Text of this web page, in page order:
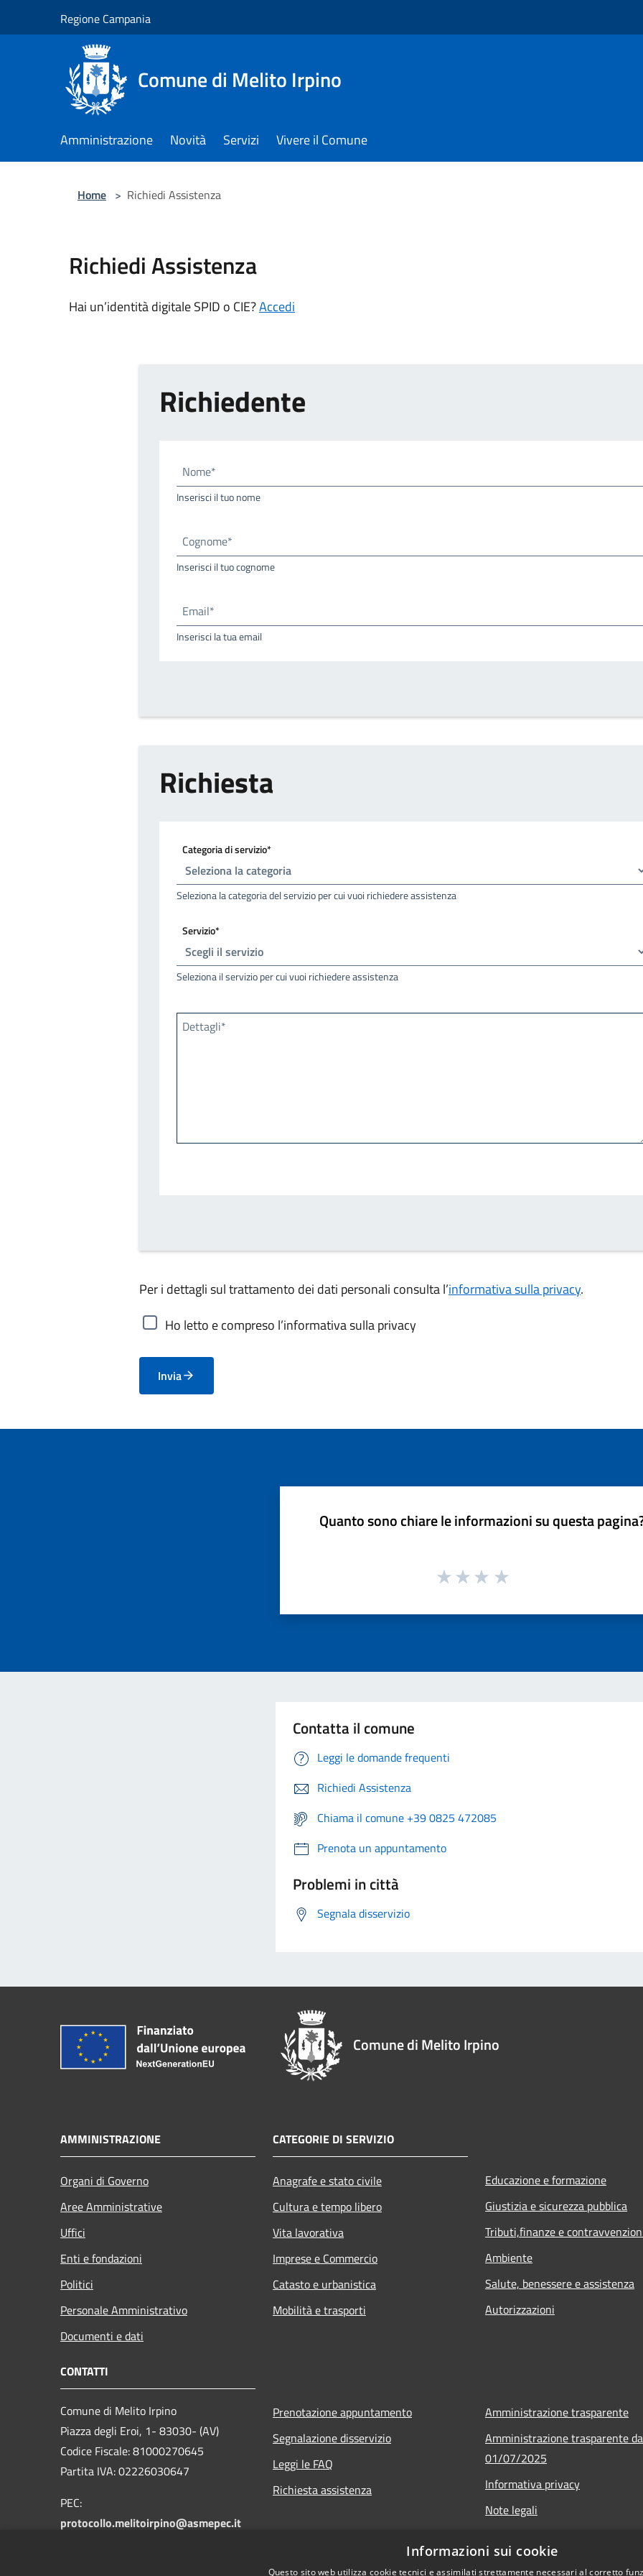
Regione Campania
Comune di Melito Irpino
Amministrazione Novità Servizi Vivere il Comune
Home > Richiedi Assistenza
Richiedi Assistenza
Hai un’identità digitale SPID o CIE?Accedi
Richiedente
Nome*
Inserisci il tuo nome
Cognome*
Inserisci il tuo cognome
Email*
Inserisci la tua email
Richiesta
Categoria di servizio*
Seleziona la categoria del servizio per cui vuoi richiedere assistenza
Servizio*
Seleziona il servizio per cui vuoi richiedere assistenza
Dettagli*
Per i dettagli sul trattamento dei dati personali consulta l’informativa sulla privacy.
Ho letto e compreso l’informativa sulla privacy
Invia
Quanto sono chiare le informazioni su questa
Contatta il comune
Leggi le domande frequenti
Richiedi Assistenza
Chiama il comune +39 0825 472085
Prenota un appuntamento
Problemi in città
Segnala disservizio
Comune di Melito Irpino
AMMINISTRAZIONE
Organi di Governo
Aree Amministrative
Uffici
Enti e fondazioni
Politici
Personale Amministrativo
Documenti e dati
CATEGORIE DI SERVIZIO
Anagrafe e stato civile
Cultura e tempo libero
Vita lavorativa
Imprese e Commercio
Catasto e urbanistica
Mobilità e trasporti
Educazione e formazione
Giustizia e sicurezza pubblica
Tributi,finanze e
Ambiente
Salute, benessere e assistenza
Autorizzazioni
CONTATTI
Comune di Melito Irpino
Piazza degli Eroi, 1- 83030- (AV)
Codice Fiscale: 81000270645
Partita IVA: 02226030647
PEC:
protocollo.melitoirpino@asmepec.it
Prenotazione appuntamento
Segnalazione disservizio
Leggi le FAQ
Richiesta assistenza
Amministrazione trasparente
Amministrazione trasparente
01/07/2025
Informativa privacy
Note legali
Informazioni sui cookie
Questo sito web utilizza cookie tecnici e assimilati strettamente necessari al corretto